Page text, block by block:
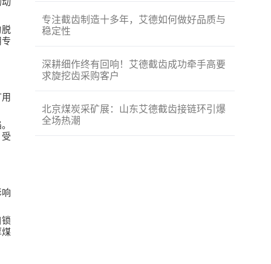
煤
专注截齿制造十多年，艾德如何做好品质与
稳定性
深耕细作终有回响！艾德截齿成功牵手高要
求旋挖齿采购客户
北京煤炭采矿展：山东艾德截齿接链环引爆
全场热潮